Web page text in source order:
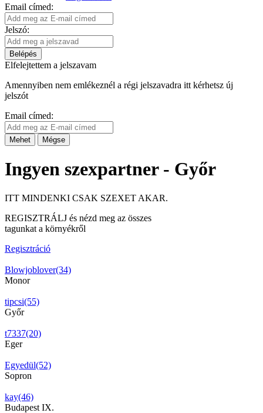
Email címed:
Jelszó:
Belépés
Elfelejtettem a jelszavam
Amennyiben nem emlékeznél a régi jelszavadra itt kérhetsz új
jelszót
Email címed:
Mehet Mégse
Ingyen szexpartner - Győr
ITT MINDENKI CSAK SZEXET AKAR.
REGISZTRÁLJ és nézd meg az összes
tagunkat a környékről
Regisztráció
Blowjoblover(34)
Monor
tipcsi(55)
Győr
t7337(20)
Eger
Egyedül(52)
Sopron
kay(46)
Budapest IX.